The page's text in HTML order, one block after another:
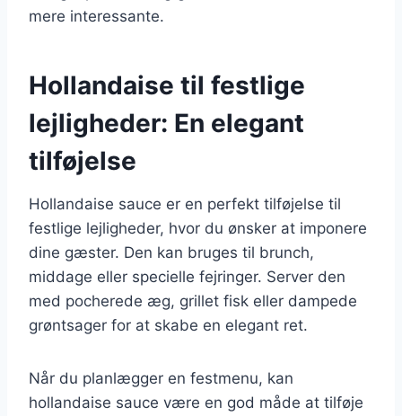
mere interessante.
Hollandaise til festlige
lejligheder: En elegant
tilføjelse
Hollandaise sauce er en perfekt tilføjelse til
festlige lejligheder, hvor du ønsker at imponere
dine gæster. Den kan bruges til brunch,
middage eller specielle fejringer. Server den
med pocherede æg, grillet fisk eller dampede
grøntsager for at skabe en elegant ret.
Når du planlægger en festmenu, kan
hollandaise sauce være en god måde at tilføje